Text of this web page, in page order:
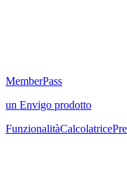
MemberPass
un Envigo prodotto
FunzionalitàCalcolatrice